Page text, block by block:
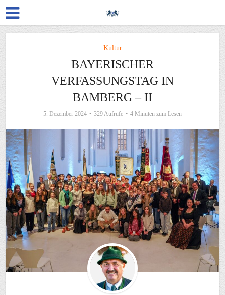
Kultur
BAYERISCHER
VERFASSUNGSTAG IN
BAMBERG – II
5. Dezember 2024 329 Aufrufe 4 Minuten zum Lesen